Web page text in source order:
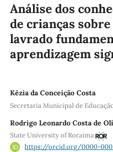
Análise dos
de crianças
lavrado
aprendizagem
Kézia da Conceição Costa
Secretaria Municipal de
Rodrigo Leonardo Costa de
State University of Roraima
https://orcid.org/0000-